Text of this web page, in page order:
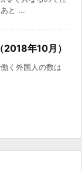
と ...
年10月）
く外国人の数は